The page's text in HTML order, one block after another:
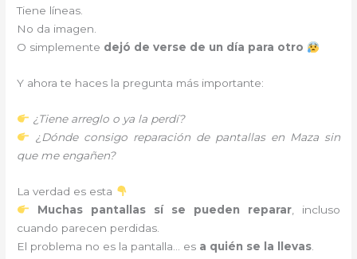
Tiene líneas.
No da imagen.
O simplemente dejó de verse de un día para otro
Y ahora te haces la pregunta más importante:
¿Tiene arreglo o ya la perdí?
¿Dónde consigo reparación de pantallas en Maza sin
que me engañen?
La verdad es esta
Muchas pantallas sí se pueden reparar, incluso
cuando parecen perdidas.
El problema no es la pantalla… es a quién se la llevas